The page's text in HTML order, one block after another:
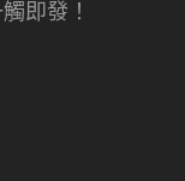
即發！